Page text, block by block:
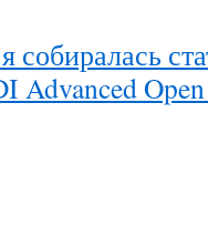
собиралась
Advanced